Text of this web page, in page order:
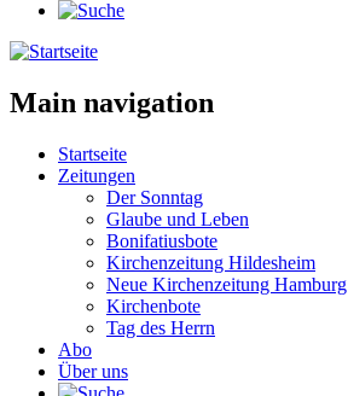
Main navigation
Startseite
Zeitungen
Der Sonntag
Glaube und Leben
Bonifatiusbote
Kirchenzeitung Hildesheim
Neue Kirchenzeitung Hamburg
Kirchenbote
Tag des Herrn
Abo
Über uns